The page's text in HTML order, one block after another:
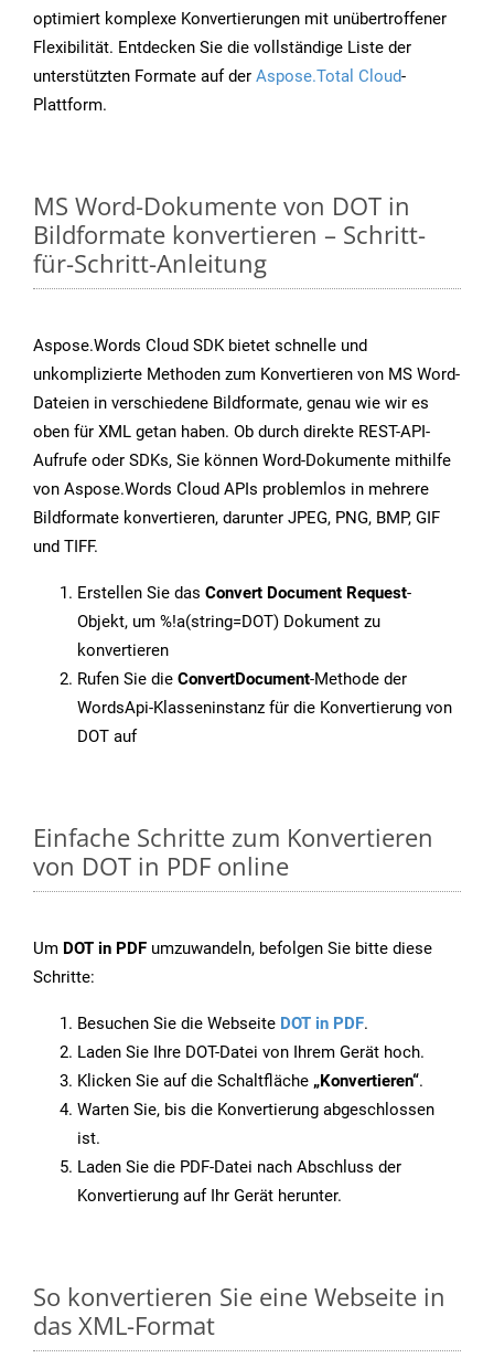
optimiert komplexe Konvertierungen mit unübertroffener
Flexibilität. Entdecken Sie die vollständige Liste der
unterstützten Formate auf der Aspose.Total Cloud-
Plattform.
MS Word-Dokumente von DOT in
Bildformate konvertieren – Schritt-
für-Schritt-Anleitung
Aspose.Words Cloud SDK bietet schnelle und
unkomplizierte Methoden zum Konvertieren von MS Word-
Dateien in verschiedene Bildformate, genau wie wir es
oben für XML getan haben. Ob durch direkte REST-API-
Aufrufe oder SDKs, Sie können Word-Dokumente mithilfe
von Aspose.Words Cloud APIs problemlos in mehrere
Bildformate konvertieren, darunter JPEG, PNG, BMP, GIF
und TIFF.
Erstellen Sie das Convert Document Request-
Objekt, um %!a(string=DOT) Dokument zu
konvertieren
Rufen Sie die ConvertDocument-Methode der
WordsApi-Klasseninstanz für die Konvertierung von
DOT auf
Einfache Schritte zum Konvertieren
von DOT in PDF online
Um DOT in PDF umzuwandeln, befolgen Sie bitte diese
Schritte:
Besuchen Sie die Webseite DOT in PDF.
Laden Sie Ihre DOT-Datei von Ihrem Gerät hoch.
Klicken Sie auf die Schaltfläche „Konvertieren“.
Warten Sie, bis die Konvertierung abgeschlossen
ist.
Laden Sie die PDF-Datei nach Abschluss der
Konvertierung auf Ihr Gerät herunter.
So konvertieren Sie eine Webseite in
das XML-Format